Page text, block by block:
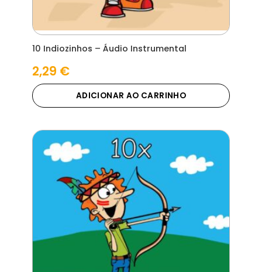
10 Indiozinhos – Áudio Instrumental
2,29 €
ADICIONAR AO CARRINHO